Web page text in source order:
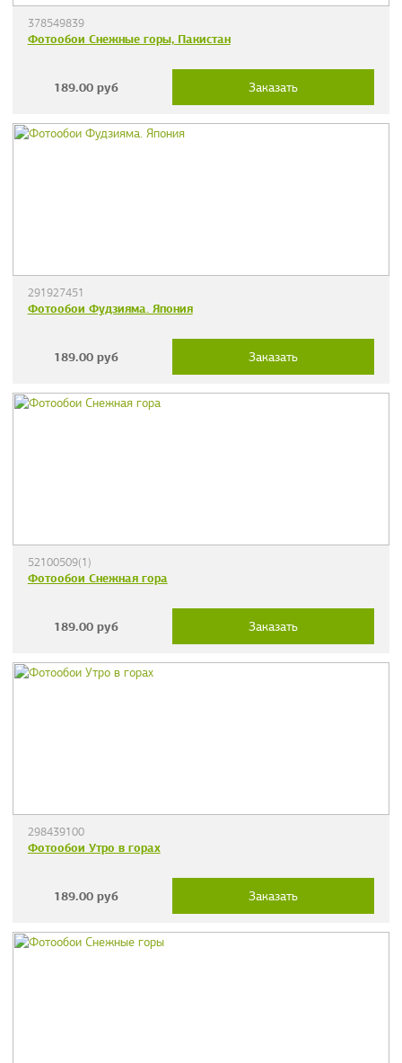
378549839
Фотообои Снежные горы, Пакистан
189.00 руб Заказать
291927451
Фотообои Фудзияма. Япония
189.00 руб Заказать
52100509(1)
Фотообои Снежная гора
189.00 руб Заказать
298439100
Фотообои Утро в горах
189.00 руб Заказать